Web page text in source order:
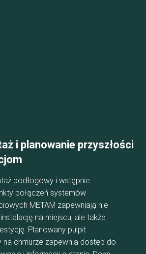
i planowanie przyszłości
podłogowy i wstępnie
połączeń systemów
METAM zapewniają nie
na miejscu, ale także
Planowany pulpit
na chmurze zapewnia dostęp do